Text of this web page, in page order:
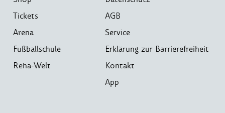
Tickets
Arena
Fußballschule
Reha-Welt
AGB
Service
Erklärung zur Barrierefreiheit
Kontakt
App